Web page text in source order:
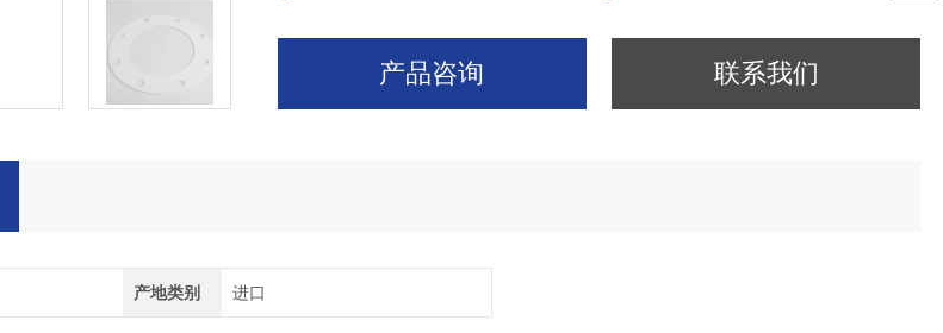
产品咨询 联系我们
产地类别 进口